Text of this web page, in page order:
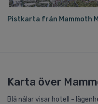
Pistkarta från Mammoth
Karta över
Blå nålar visar hotell -